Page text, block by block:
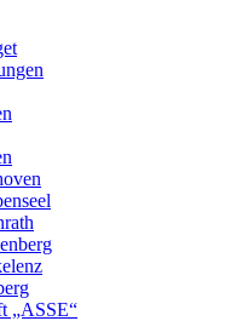
„ASSE“